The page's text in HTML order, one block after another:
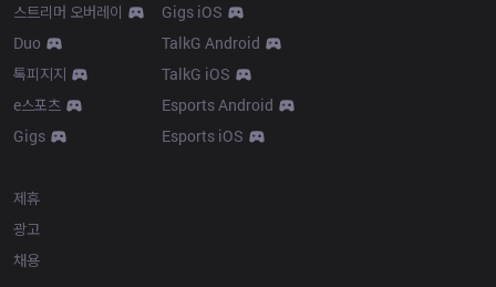
스트리머 오버레이
Duo
톡피지지
e스포츠
Gigs
Gigs iOS
TalkG Android
TalkG iOS
Esports Android
Esports iOS
제휴
광고
채용